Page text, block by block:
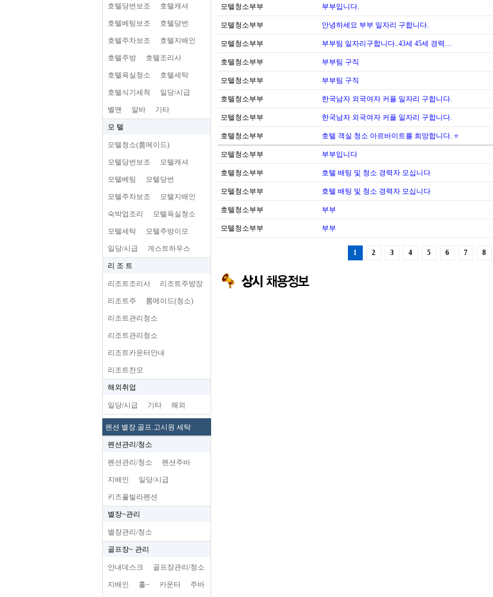
호텔당번보조 호텔캐셔
호텔베팅보조 호텔당번
호텔주차보조 호텔지배인
호텔주방 호텔조리사
호텔욕실청소 호텔세탁
호텔식기세척 일당/시급
벨맨 알바 기타
모 텔
모텔청소(룸메이드)
모텔당번보조 모텔캐셔
모텔베팅 모텔당번
모텔주차보조 모텔지배인
숙박업조리 모텔욕실청소
모텔세탁 모텔주방이모
일당/시급 게스트하우스
리 조 트
리조트조리사 리조트주방장
리조트주 룸메이드(청소)
리조트관리청소
리조트관리청소
리조트카운터안내
리조트찬모
해외취업
일당/시급 기타 해외
펜션 별장.골프.고시원 세탁
펜션관리/청소
펜션관리/청소 펜션주바
지배인 일당/시급
키즈풀빌라펜션
별장~관리
별장관리/청소
골프장~ 관리
안내데스크 골프장관리/청소
지배인 홀~ 카운터 주바
모텔청소부부 부부입니다.
모텔청소부부 안녕하세요 부부 일자리 구합니다.
모텔청소부부 부부팀 일자리구합니다..43세 45세 경력…
호텔청소부부 부부팀 구직
모텔청소부부 부부팀 구직
호텔청소부부 한국남자 외국여자 커플 일자리 구합니다.
모텔청소부부 한국남자 외국여자 커플 일자리 구합니다.
호텔청소부부 호텔 객실 청소 아르바이트를 희망합니다. ⭐
모텔청소부부 부부입니다
호텔청소부부 호텔 배팅 및 청소 경력자 모십니다
모텔청소부부 호텔 배팅 및 청소 경력자 모십니다
호텔청소부부 부부
모텔청소부부 부부
1 2 3 4 5 6 7 8